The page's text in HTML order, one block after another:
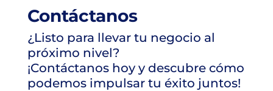
Contáctanos
¿Listo para llevar tu negocio al
próximo nivel?
¡Contáctanos hoy y descubre cómo
podemos impulsar tu éxito juntos!